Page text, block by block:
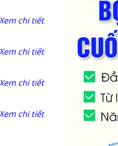
chi tiết
chi tiết
chi tiết
chi tiết